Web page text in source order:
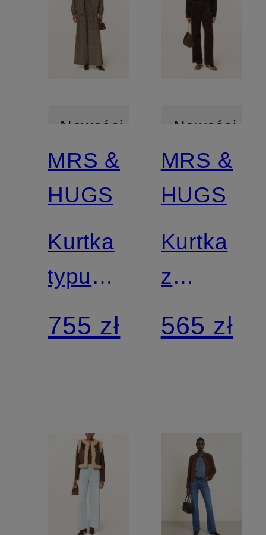
Nowości
Z
certyfikatem
MRS &
HUGS
Kurtka
typu
blouson
755 zł
Nowości
Z
certyfikatem
MRS &
HUGS
Kurtka
z
sztruksu
565 zł